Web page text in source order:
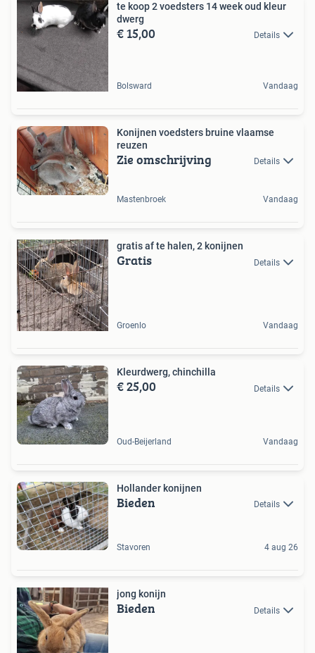
te koop 2 voedsters 14 week oud kleur
dwerg
€ 15,00 Details
Bolsward Vandaag
Konijnen voedsters bruine vlaamse
reuzen
Zie omschrijving Details
Mastenbroek Vandaag
gratis af te halen, 2 konijnen
Gratis Details
Groenlo Vandaag
Kleurdwerg, chinchilla
€ 25,00 Details
Oud-Beijerland Vandaag
Hollander konijnen
Bieden Details
Stavoren 4 aug 26
jong konijn
Bieden Details